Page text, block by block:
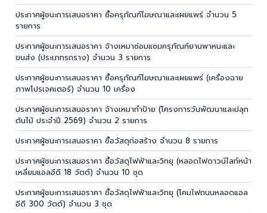
ประกาศผู้ชนะการเสนอราคา ซื้อครุภัณฑ์โฆษณาและเผยแพร่ จำนวน 5
รายการ
ประกาศผู้ชนะการเสนอราคา จ้างเหมาซ่อมแซมครุภัณฑ์ยานพาหนะและ
ขนส่ง (ประเภทรถราง) จำนวน 3 รายการ
ประกาศผู้ชนะการเสนอราคา ซื้อครุภัณฑ์โฆษณาและเผยแพร่ (เครื่องฉาย
ภาพโปรเจคเตอร์) จำนวน 10 เครื่อง
ประกาศผู้ชนะการเสนอราคา จ้างเหมาทำป้าย (โครงการวันพัฒนาและปลุก
ต้นไม้ ประจำปี 2569) จำนวน 2 รายการ
ประกาศผู้ชนะการเสนอราคา ซื้อวัสดุก่อสร้าง จำนวน 8 รายการ
ประกาศผู้ชนะการเสนอราคา ซื้อวัสดุไฟฟ้าและวิทยุ (หลอดไฟดาวน์ไลท์หน้า
เหลี่ยมแอลอีดี 18 วัตต์) จำนวน 10 ชุด
ประกาศผู้ชนะการเสนอราคา ซื้อวัสดุไฟฟ้าและวิทยุ (โคมไฟถนนหลอดแอล
อีดี 300 วัตต์) จำนวน 3 ชุด